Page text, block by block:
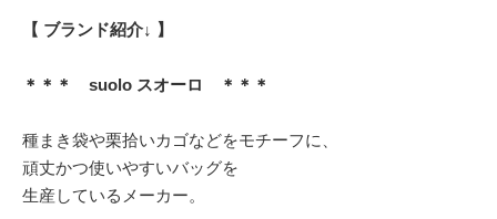
【 ブランド紹介↓ 】
＊＊＊ suolo スオーロ ＊＊＊
種まき袋や栗拾いカゴなどをモチーフに、
頑丈かつ使いやすいバッグを
生産しているメーカー。